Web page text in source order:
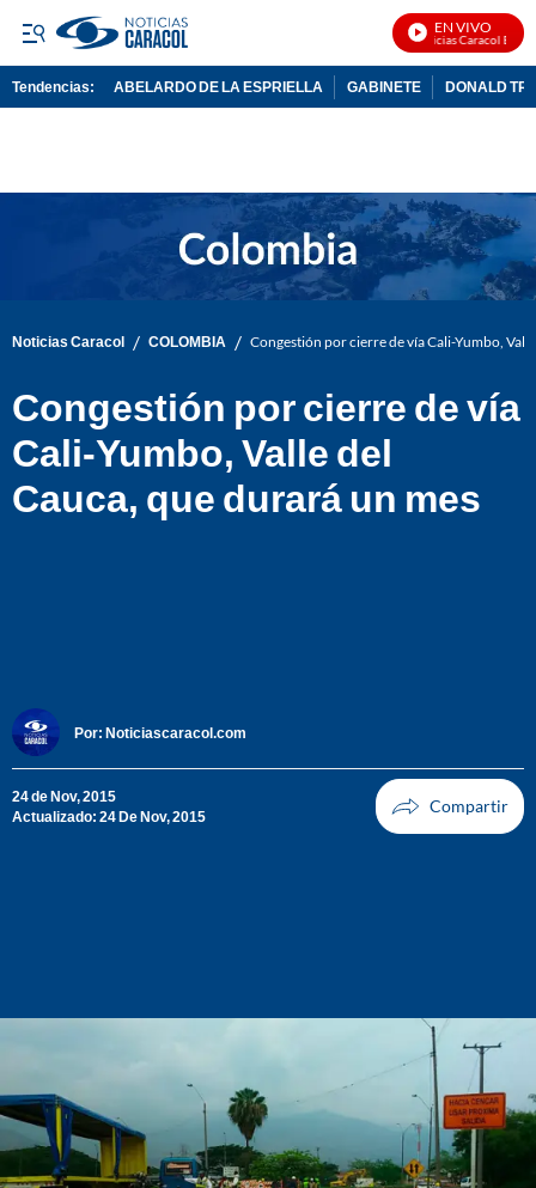
EN VIVO
Noticias Caracol En Vivo
Tendencias: ABELARDO DE LA ESPRIELLA GABINETE DONALD
Noticias Caracol / COLOMBIA / Congestión por cierre de vía Cali-Yumbo,
Congestión por cierre de vía
Cali-Yumbo, Valle del
Cauca, que durará un mes
Por: Noticiascaracol.com
24 de Nov, 2015
Actualizado: 24 De Nov, 2015